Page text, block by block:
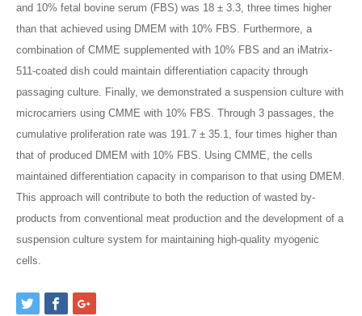
and 10% fetal bovine serum (FBS) was 18 ± 3.3, three times higher
than that achieved using DMEM with 10% FBS. Furthermore, a
combination of CMME supplemented with 10% FBS and an iMatrix-
511-coated dish could maintain differentiation capacity through
passaging culture. Finally, we demonstrated a suspension culture with
microcarriers using CMME with 10% FBS. Through 3 passages, the
cumulative proliferation rate was 191.7 ± 35.1, four times higher than
that of produced DMEM with 10% FBS. Using CMME, the cells
maintained differentiation capacity in comparison to that using DMEM.
This approach will contribute to both the reduction of wasted by-
products from conventional meat production and the development of a
suspension culture system for maintaining high-quality myogenic
cells.